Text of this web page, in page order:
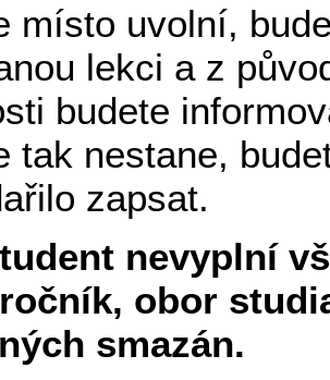
místo uvolní,
lekci a z
budete
tak nestane,
zapsat.
nevyplní
obor
smazán.